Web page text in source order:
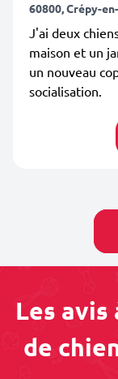
60800, Crépy-
J'ai deux
maison et un
un nouveau
socialisation.
Les avis
de